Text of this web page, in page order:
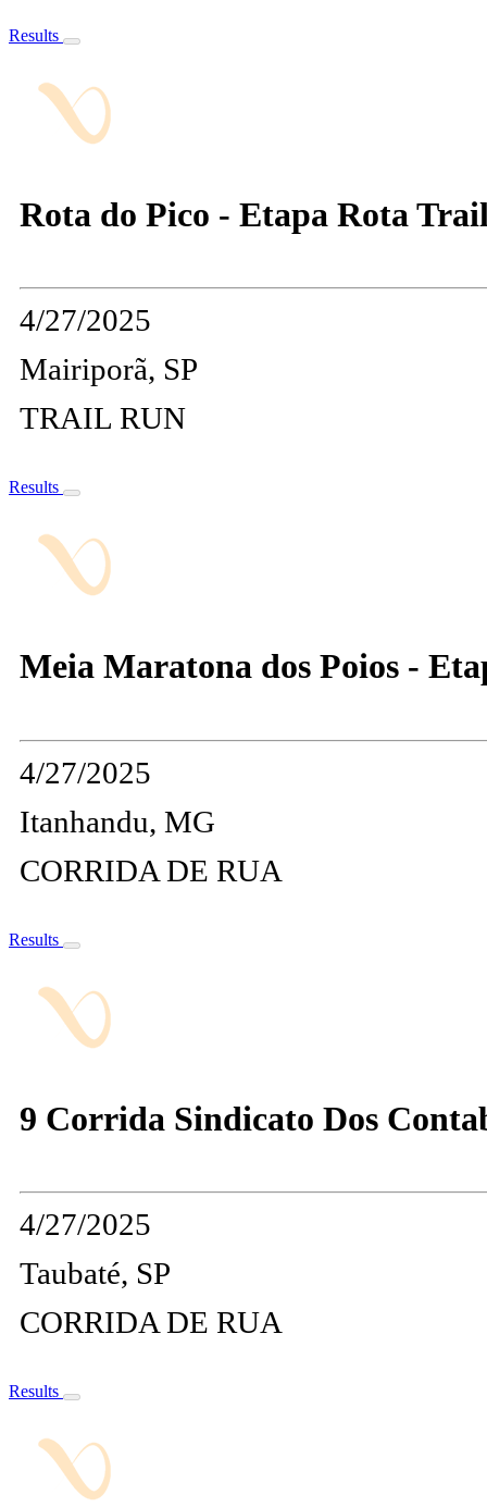
Results
Rota do Pico - Etapa Rota
4/27/2025
Mairiporã, SP
TRAIL RUN
Results
Meia Maratona dos Poios -
4/27/2025
Itanhandu, MG
CORRIDA DE RUA
Results
9 Corrida Sindicato Dos
4/27/2025
Taubaté, SP
CORRIDA DE RUA
Results